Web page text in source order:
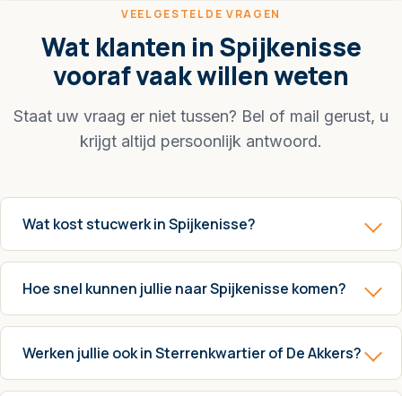
VEELGESTELDE VRAGEN
Wat klanten in Spijkenisse
vooraf vaak willen weten
Staat uw vraag er niet tussen? Bel of mail gerust, u
krijgt altijd persoonlijk antwoord.
Wat kost stucwerk in Spijkenisse?
Hoe snel kunnen jullie naar Spijkenisse komen?
Werken jullie ook in Sterrenkwartier of De Akkers?